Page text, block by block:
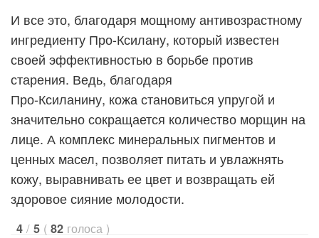
И все это, благодаря мощному антивозрастному
ингредиенту Про-Ксилану, который известен
своей эффективностью в борьбе против
старения. Ведь, благодаря
Про-Ксиланину, кожа становиться упругой и
значительно сокращается количество морщин на
лице. А комплекс минеральных пигментов и
ценных масел, позволяет питать и увлажнять
кожу, выравнивать ее цвет и возвращать ей
здоровое сияние молодости.
4 / 5 ( 82 голоса )